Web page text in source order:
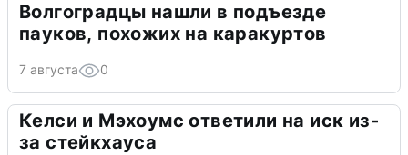
Волгоградцы нашли в подъезде
пауков, похожих на каракуртов
7 августа 0
Келси и Мэхоумс ответили на иск из-
за стейкхауса